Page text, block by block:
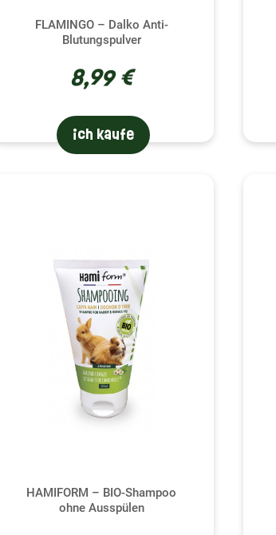
FLAMINGO – Dalko Anti-
Blutungspulver
8,99 €
ich kaufe
HAMIFORM – BIO-Shampoo
ohne Ausspülen